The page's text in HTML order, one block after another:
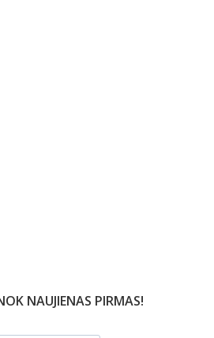
NAUJIENAS PIRMAS!